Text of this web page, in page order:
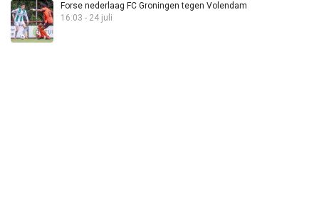
Forse nederlaag FC Groningen tegen Volendam
16:03 - 24 juli